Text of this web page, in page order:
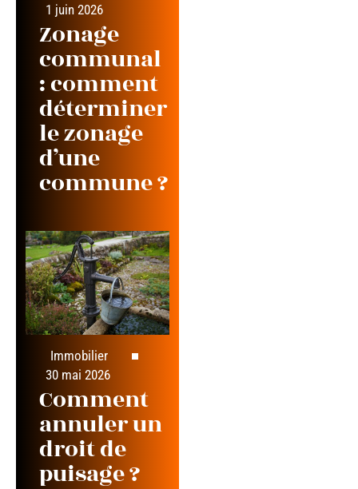
1 juin 2026
Zonage
communal
: comment
déterminer
le zonage
d’une
commune ?
Immobilier
30 mai 2026
Comment
annuler un
droit de
puisage ?